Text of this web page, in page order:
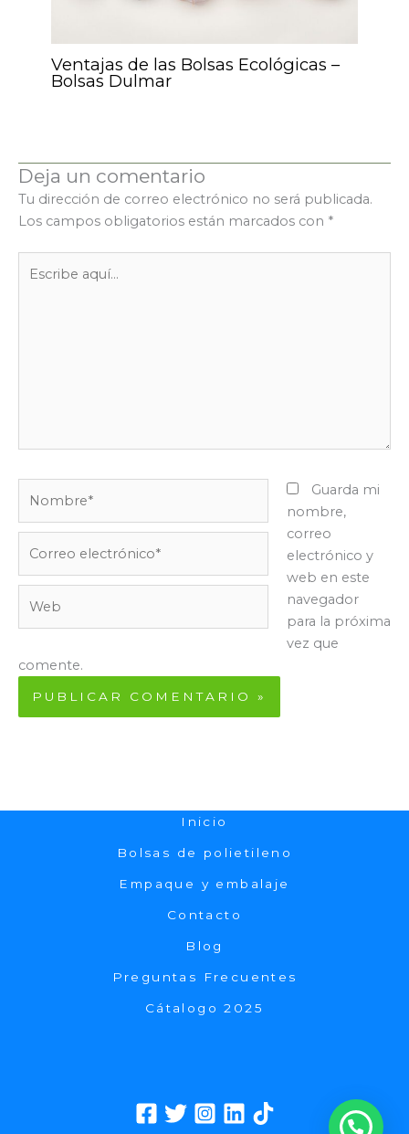
Ventajas de las Bolsas Ecológicas –
Bolsas Dulmar
Deja un comentario
Tu dirección de correo electrónico no será publicada.
Los campos obligatorios están marcados con *
aquí...
electrónico*
Guarda mi
nombre,
correo
electrónico y
web en este
navegador
para la próxima
vez que
comente.
Inicio
Bolsas de polietileno
Empaque y embalaje
Contacto
Blog
Preguntas Frecuentes
Cátalogo 2025